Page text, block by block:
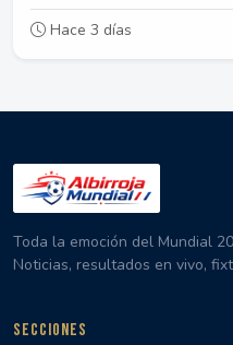
Hace 3 días
Toda la emoción del Mundial
Noticias, resultados en vivo,
SECCIONES